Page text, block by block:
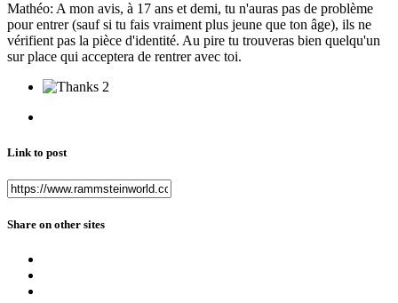
Mathéo: A mon avis, à 17 ans et demi, tu n'auras pas de problème
pour entrer (sauf si tu fais vraiment plus jeune que ton âge), ils ne
vérifient pas la pièce d'identité. Au pire tu trouveras bien quelqu'un
sur place qui acceptera de rentrer avec toi.
2
Link to post
Share on other sites